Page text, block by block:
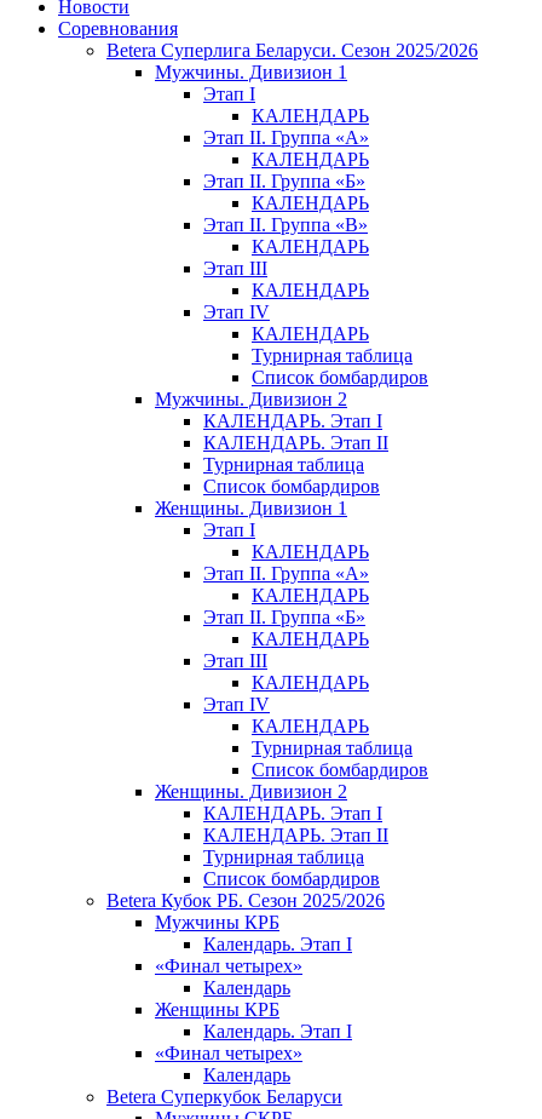
Новости
Соревнования
Betera Суперлига Беларуси. Сезон 2025/2026
Мужчины. Дивизион 1
Этап I
КАЛЕНДАРЬ
Этап II. Группа «А»
КАЛЕНДАРЬ
Этап II. Группа «Б»
КАЛЕНДАРЬ
Этап II. Группа «В»
КАЛЕНДАРЬ
Этап III
КАЛЕНДАРЬ
Этап IV
КАЛЕНДАРЬ
Турнирная таблица
Список бомбардиров
Мужчины. Дивизион 2
КАЛЕНДАРЬ. Этап I
КАЛЕНДАРЬ. Этап II
Турнирная таблица
Список бомбардиров
Женщины. Дивизион 1
Этап I
КАЛЕНДАРЬ
Этап II. Группа «А»
КАЛЕНДАРЬ
Этап II. Группа «Б»
КАЛЕНДАРЬ
Этап III
КАЛЕНДАРЬ
Этап IV
КАЛЕНДАРЬ
Турнирная таблица
Список бомбардиров
Женщины. Дивизион 2
КАЛЕНДАРЬ. Этап I
КАЛЕНДАРЬ. Этап II
Турнирная таблица
Список бомбардиров
Betera Кубок РБ. Сезон 2025/2026
Мужчины КРБ
Календарь. Этап I
«Финал четырех»
Календарь
Женщины КРБ
Календарь. Этап I
«Финал четырех»
Календарь
Betera Суперкубок Беларуси